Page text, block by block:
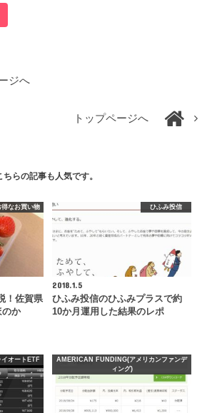
ジへ
トップページへ
ちらの記事も人気です。
得なお買い物
！佐賀県
のか
ひふみ投信
2018.1.5
ひふみ投信のひふみプラスで約
10か月運用した結果のレポ
イオートETF
AMERICAN FUNDING(アメリカンファンデ
ィング)